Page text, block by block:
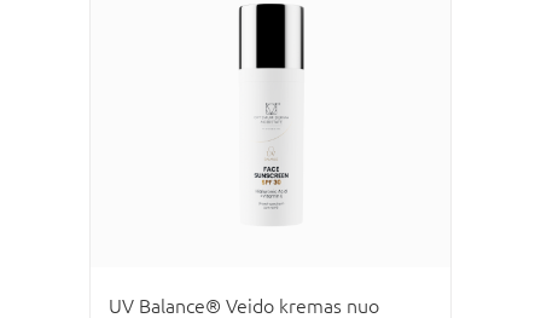
UV Balance® Veido kremas nuo